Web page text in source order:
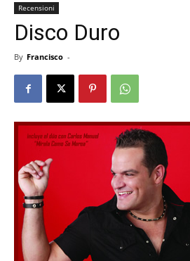
Recensioni
Disco Duro
By Francisco -